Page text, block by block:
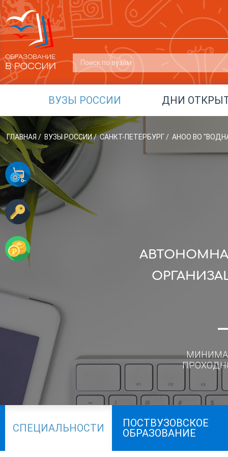
ВУЗЫ РОССИИ ДНИ
ГЛАВНАЯ / ВУЗЫ РОССИИ/ САНКТ-ПЕТЕРБУРГ/ АНОО ВО
СПЕЦИАЛЬНОСТИ
ПОСТВУЗОВСКОЕ
ОБРАЗОВАНИЕ